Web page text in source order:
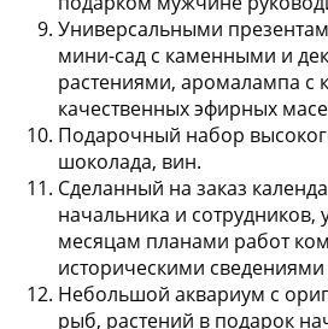
Универсальными
мини-сад с каменными и
растениями, аромалампа с
качественных эфирных
Подарочный набор
шоколада, вин.
Сделанный на заказ
начальника и сотрудников,
месяцам планами работ
историческими
Небольшой аквариум с
рыб, растений в подарок